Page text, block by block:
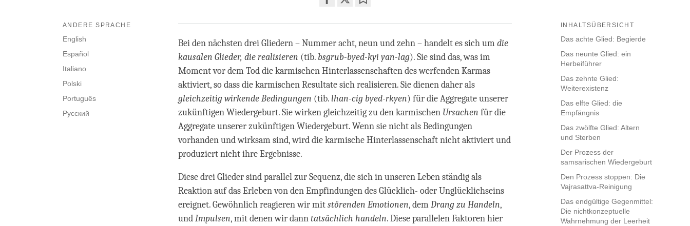
on
facebook
INHALTSÜBERSICHT
Das achte Glied: Begierde
Das neunte Glied: ein
Herbeiführer
Das zehnte Glied:
Weiterexistenz
Das elfte Glied: die
Empfängnis
Das zwölfte Glied: Altern
und Sterben
Der Prozess der
samsarischen Wiedergeburt
Den Prozess stoppen: Die
Vajrasattva-Reinigung
Das endgültige Gegenmittel:
Die nichtkonzeptuelle
Wahrnehmung der Leerheit
ANDERE SPRACHE
English
Español
Italiano
Polski
Português
Русский
Bei den nächsten drei Gliedern – Nummer acht, neun und zehn – handelt es sich umdie
kausalen Glieder, die realisieren (tib. bsgrub-byed-kyi yan-lag). Sie sind das, was im
Moment vor dem Tod die karmischen Hinterlassenschaften des werfenden Karmas
aktiviert, so dass die karmischen Resultate sich realisieren. Sie dienen daher als
gleichzeitig wirkende Bedingungen (tib. lhan-cig byed-rkyen) für die Aggregate unserer
zukünftigen Wiedergeburt. Sie wirken gleichzeitig zu den karmischen Ursachen für die
Aggregate unserer zukünftigen Wiedergeburt. Wenn sie nicht als Bedingungen
vorhanden und wirksam sind, wird die karmische Hinterlassenschaft nicht aktiviert und
produziert nicht ihre Ergebnisse.
Diese drei Glieder sind parallel zur Sequenz, die sich in unseren Leben ständig als
Reaktion auf das Erleben von den Empfindungen des Glücklich- oder Unglücklichseins
ereignet. Gewöhnlich reagieren wir mitstörenden Emotionen, demDrang zu Handeln,
undImpulsen, mit denen wir danntatsächlich handeln. Diese parallelen Faktoren hier